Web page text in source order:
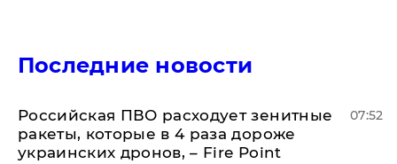
Последние новости
Российская ПВО расходует зенитные
ракеты, которые в 4 раза дороже
украинских дронов, – Fire Point
07:52